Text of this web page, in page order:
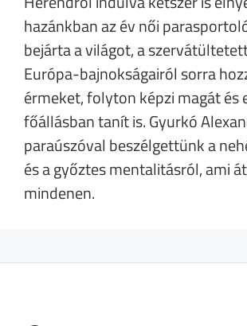
hazánkban az év női
bejárta a világot, a
Európa-bajnokságairól sorra
érmeket, folyton képzi magát és
főállásban tanít is. Gyurkó
paraúszóval beszélgettünk a
és a győztes mentalitásról, ami
mindenen.